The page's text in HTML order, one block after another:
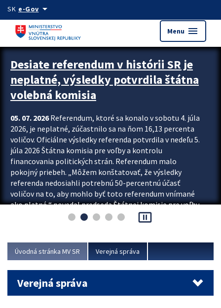
Preskocit na hlavný obsah
SK e-Govarrow_drop_down
Menu menu
Zastavit automatický posun upútavok
Desiate referendum v histórii SR je
neplatné, výsledky potvrdila štátna
volebná komisia
05. 07. 2026Referendum, ktoré sa konalo v sobotu 4. júla
2026, je neplatné, zúčastnilo sa na ňom 16,13 percenta
voličov. Oficiálne výsledky referenda potvrdila v nedeľu 5.
júla 2026 Štátna komisia pre voľby a kontrolu
financovania politických strán. Referendum malo
pokojný priebeh. „Môžem konštatovať, že výsledky
referenda nedosiahli potrebnú 50-percentnú účasť
voličov na to, aby mohlo byť toto referendum vnímané
ako platné,“ povedal predseda Štátnej komisie pre voľby
a kontrolu financovania politických...
pause_presentation
Úvodná stránka MV SR Verejná správa
Verejná správa